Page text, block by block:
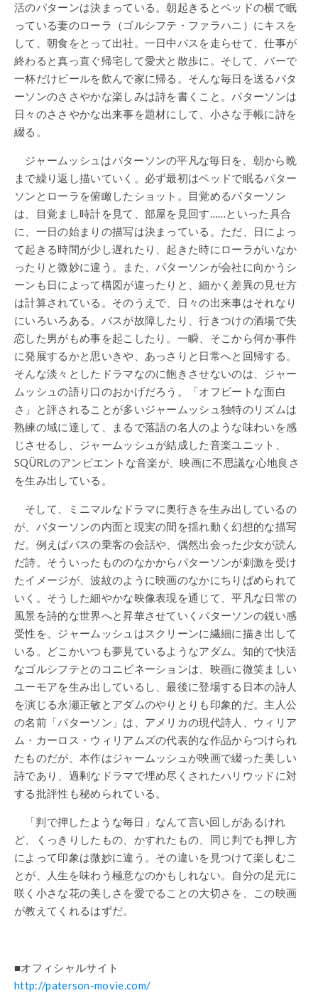
活のパターンは決まっている。朝起きるとベッドの横で眠
っている妻のローラ（ゴルシフテ・ファラハニ）にキスを
して、朝食をとって出社。一日中バスを走らせて、仕事が
終わると真っ直ぐ帰宅して愛犬と散歩に。そして、バーで
一杯だけビールを飲んで家に帰る。そんな毎日を送るパタ
ーソンのささやかな楽しみは詩を書くこと。パターソンは
日々のささやかな出来事を題材にして、小さな手帳に詩を
綴る。
ジャームッシュはパターソンの平凡な毎日を、朝から晩
まで繰り返し描いていく。必ず最初はベッドで眠るパター
ソンとローラを俯瞰したショット。目覚めるパターソン
は、目覚まし時計を見て、部屋を見回す……といった具合
に、一日の始まりの描写は決まっている。ただ、日によっ
て起きる時間が少し遅れたり、起きた時にローラがいなか
ったりと微妙に違う。また、パターソンが会社に向かうシ
ーンも日によって構図が違ったりと、細かく差異の見せ方
は計算されている。そのうえで、日々の出来事はそれなり
にいろいろある。バスが故障したり、行きつけの酒場で失
恋した男がもめ事を起こしたり。一瞬、そこから何か事件
に発展するかと思いきや、あっさりと日常へと回帰する。
そんな淡々としたドラマなのに飽きさせないのは、ジャー
ムッシュの語り口のおかげだろう。「オフビートな面白
さ」と評されることが多いジャームッシュ独特のリズムは
熟練の域に達して、まるで落語の名人のような味わいを感
じさせるし、ジャームッシュが結成した音楽ユニット、
SQÜRLのアンビエントな音楽が、映画に不思議な心地良さ
を生み出している。
そして、ミニマルなドラマに奥行きを生み出しているの
が、パターソンの内面と現実の間を揺れ動く幻想的な描写
だ。例えばバスの乗客の会話や、偶然出会った少女が読ん
だ詩。そういったもののなかからパターソンが刺激を受け
たイメージが、波紋のように映画のなかにちりばめられて
いく。そうした細やかな映像表現を通じて、平凡な日常の
風景を詩的な世界へと昇華させていくパターソンの鋭い感
受性を、ジャームッシュはスクリーンに繊細に描き出して
いる。どこかいつも夢見ているようなアダム。知的で快活
なゴルシフテとのコニビネーションは、映画に微笑ましい
ユーモアを生み出しているし、最後に登場する日本の詩人
を演じる永瀬正敏とアダムのやりとりも印象的だ。主人公
の名前「パターソン」は、アメリカの現代詩人、ウィリア
ム・カーロス・ウィリアムズの代表的な作品からつけられ
たものだが、本作はジャームッシュが映画で綴った美しい
詩であり、過剰なドラマで埋め尽くされたハリウッドに対
する批評性も秘められている。
「判で押したような毎日」なんて言い回しがあるけれ
ど、くっきりしたもの、かすれたもの、同じ判でも押し方
によって印象は微妙に違う。その違いを見つけて楽しむこ
とが、人生を味わう極意なのかもしれない。自分の足元に
咲く小さな花の美しさを愛でることの大切さを、この映画
が教えてくれるはずだ。
■オフィシャルサイト
http://paterson-movie.com/